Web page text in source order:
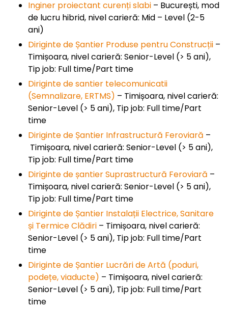
Inginer proiectant curenți slabi – București, mod
de lucru hibrid, nivel carieră: Mid – Level (2-5
ani)
Diriginte de Șantier Produse pentru Construcții –
Timișoara, nivel carieră: Senior-Level (> 5 ani),
Tip job: Full time/Part time
Diriginte de santier telecomunicatii
(Semnalizare, ERTMS) – Timișoara, nivel carieră:
Senior-Level (> 5 ani), Tip job: Full time/Part
time
Diriginte de Șantier Infrastructură Feroviară –
Timișoara, nivel carieră: Senior-Level (> 5 ani),
Tip job: Full time/Part time
Diriginte de șantier Suprastructură Feroviară –
Timișoara, nivel carieră: Senior-Level (> 5 ani),
Tip job: Full time/Part time
Diriginte de Șantier Instalații Electrice, Sanitare
și Termice Clădiri – Timișoara, nivel carieră:
Senior-Level (> 5 ani), Tip job: Full time/Part
time
Diriginte de Șantier Lucrări de Artă (poduri,
podețe, viaducte) – Timișoara, nivel carieră:
Senior-Level (> 5 ani), Tip job: Full time/Part
time